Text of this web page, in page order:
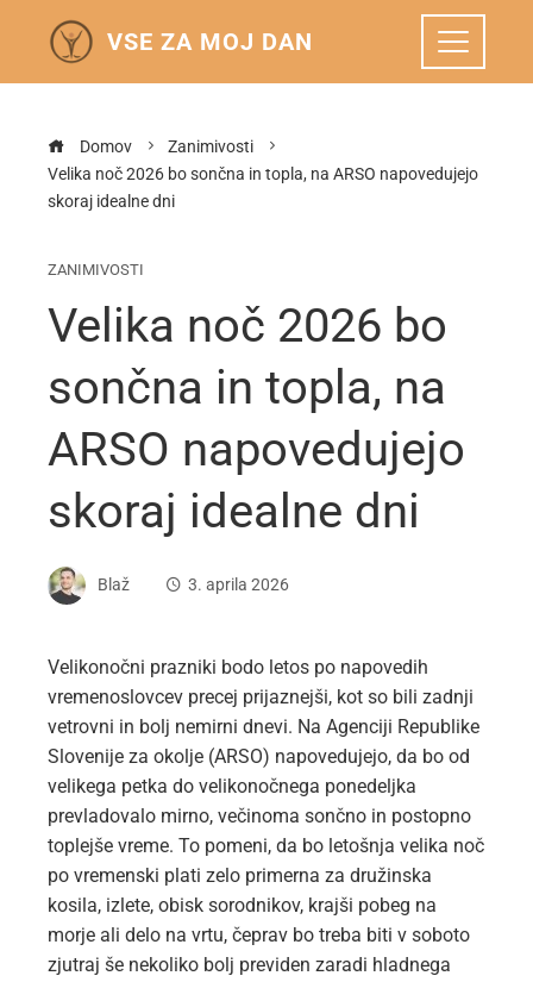
VSE ZA MOJ DAN
Domov
Zanimivosti
Velika noč 2026 bo sončna in topla, na ARSO napovedujejo
skoraj idealne dni
ZANIMIVOSTI
Velika noč 2026 bo
sončna in topla, na
ARSO napovedujejo
skoraj idealne dni
Blaž 3. aprila 2026
Velikonočni prazniki bodo letos po napovedih
vremenoslovcev precej prijaznejši, kot so bili zadnji
vetrovni in bolj nemirni dnevi. Na Agenciji Republike
Slovenije za okolje (ARSO) napovedujejo, da bo od
velikega petka do velikonočnega ponedeljka
prevladovalo mirno, večinoma sončno in postopno
toplejše vreme. To pomeni, da bo letošnja velika noč
po vremenski plati zelo primerna za družinska
kosila, izlete, obisk sorodnikov, krajši pobeg na
morje ali delo na vrtu, čeprav bo treba biti v soboto
zjutraj še nekoliko bolj previden zaradi hladnega